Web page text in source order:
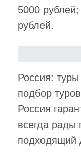
5000
рублей.
Россия:
подбор
Россия
всегда рады
подходящий